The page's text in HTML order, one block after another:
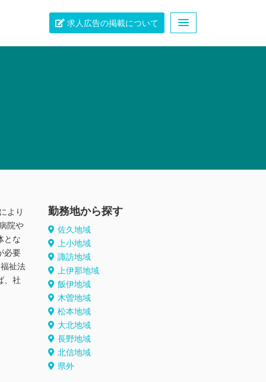
求人広告の掲載について
より
院や
とな
必要
祉法
、社
勤務地から探す
佐久地域
上小地域
諏訪地域
上伊那地域
飯伊地域
木曽地域
松本地域
大北地域
長野地域
北信地域
県外